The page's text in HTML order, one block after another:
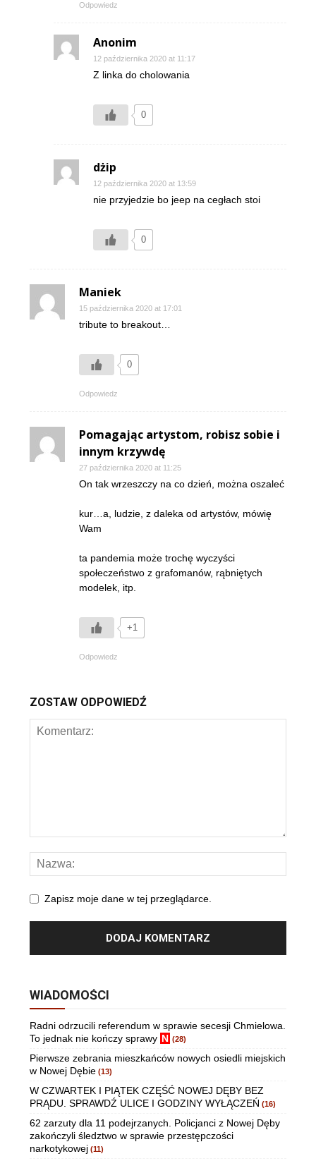
Odpowiedz
Anonim
12 października 2020 at 11:17
Z linka do cholowania
0
dżip
12 października 2020 at 13:59
nie przyjedzie bo jeep na cegłach stoi
0
Maniek
15 października 2020 at 17:01
tribute to breakout…
0
Odpowiedz
Pomagając artystom, robisz sobie i
innym krzywdę
27 października 2020 at 11:25
On tak wrzeszczy na co dzień, można oszaleć
kur…a, ludzie, z daleka od artystów, mówię
Wam
ta pandemia może trochę wyczyści
społeczeństwo z grafomanów, rąbniętych
modelek, itp.
+1
Odpowiedz
ZOSTAW ODPOWIEDŹ
Zapisz moje dane w tej przeglądarce.
WIADOMOŚCI
Radni odrzucili referendum w sprawie secesji Chmielowa.
To jednak nie kończy sprawy N (28)
Pierwsze zebrania mieszkańców nowych osiedli miejskich
w Nowej Dębie (13)
W CZWARTEK I PIĄTEK CZĘŚĆ NOWEJ DĘBY BEZ
PRĄDU. SPRAWDŹ ULICE I GODZINY WYŁĄCZEŃ (16)
62 zarzuty dla 11 podejrzanych. Policjanci z Nowej Dęby
zakończyli śledztwo w sprawie przestępczości
narkotykowej (11)